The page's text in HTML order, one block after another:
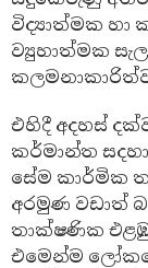
විද්‍යාත්මක
ව්‍යුහාත්මක
එහිදී අදහස්
කර්මාන්ත
සේම කාර්මික
අරමුණ වඩාත්
තාක්ෂණික
එමෙන්ම